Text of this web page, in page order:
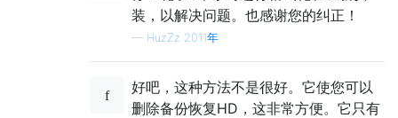
装，以解决问题。也感谢您的纠正！
— HuzZz 2011年
好吧，这种方法不是很好。它使您可以
删除备份恢复HD，这非常方便。它只有